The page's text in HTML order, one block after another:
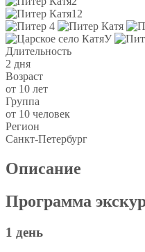
Длительность
2 дня
Возраст
от 10 лет
Группа
от 10 человек
Регион
Санкт-Петербург
Описание
Программа
1 день